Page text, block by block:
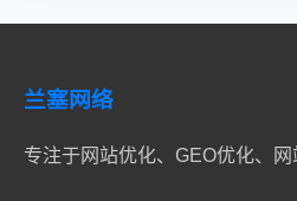
兰塞网络
专注于网站优化、GEO优化、网